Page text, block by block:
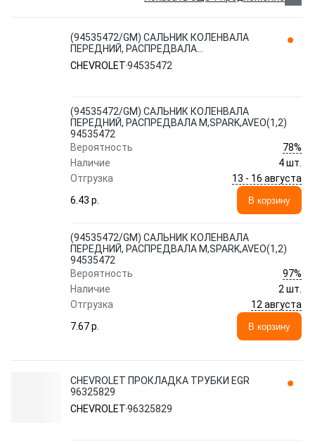
(94535472/GM) САЛЬНИК КОЛЕНВАЛА
ПЕРЕДНИЙ, РАСПРЕДВАЛА
M,SPARK,AVEO(1,2) 94535472 CHEVROLET
CHEVROLET94535472
(94535472/GM) САЛЬНИК КОЛЕНВАЛА
ПЕРЕДНИЙ, РАСПРЕДВАЛА M,SPARK,AVEO(1,2)
94535472
Вероятность
78%
Наличие
4 шт.
Отгрузка
13 - 16 августа
6.43 p.
В корзину
(94535472/GM) САЛЬНИК КОЛЕНВАЛА
ПЕРЕДНИЙ, РАСПРЕДВАЛА M,SPARK,AVEO(1,2)
94535472
Вероятность
97%
Наличие
2 шт.
Отгрузка
12 августа
7.67 p.
В корзину
CHEVROLET ПРОКЛАДКА ТРУБКИ EGR
96325829
CHEVROLET96325829